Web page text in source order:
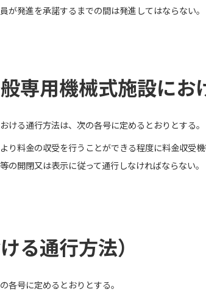
発進を承諾するまでの間は発進してはならない。
専用機械式施設にお
ける通行方法は、次の各号に定めるとおりとする。
料金の収受を行うことができる程度に料金収受機
開閉又は表示に従って通行しなければならない。
る通行方法）
各号に定めるとおりとする。